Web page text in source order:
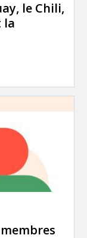
le Chili,
la